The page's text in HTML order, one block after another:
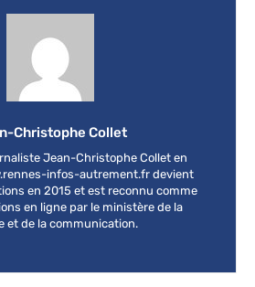
Christophe Collet
Jean-Christophe Collet en
infos-autrement.fr devient
en 2015 et est reconnu comme
en ligne par le ministère de la
et de la communication.